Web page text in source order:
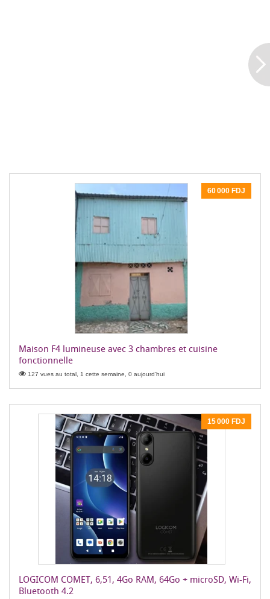
60 000 FDJ
Maison F4 lumineuse avec 3 chambres et cuisine
fonctionnelle
127 vues au total, 1 cette semaine, 0 aujourd'hui
15 000 FDJ
LOGICOM COMET, 6,51, 4Go RAM, 64Go + microSD, Wi-Fi,
Bluetooth 4.2